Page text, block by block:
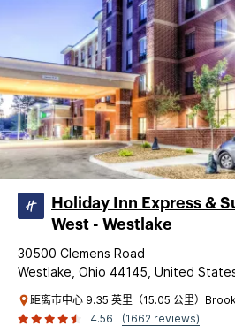
Holiday Inn Express &
West - Westlake
30500 Clemens Road
Westlake, Ohio 44145, United
距离市中心 9.35 英里（15.05 公里）
4.56
(1662 reviews)